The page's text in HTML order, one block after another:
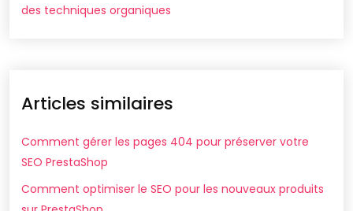
des techniques organiques
Articles similaires
Comment gérer les pages 404 pour préserver votre
SEO PrestaShop
Comment optimiser le SEO pour les nouveaux produits